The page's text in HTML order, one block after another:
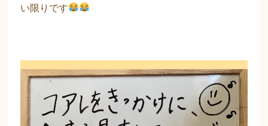
い限りです